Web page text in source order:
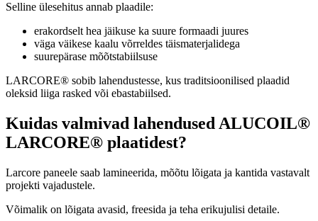
Selline ülesehitus annab plaadile:
erakordselt hea jäikuse ka suure formaadi juures
väga väikese kaalu võrreldes täismaterjalidega
suurepärase mõõtstabiilsuse
LARCORE® sobib lahendustesse, kus traditsioonilised plaadid
oleksid liiga rasked või ebastabiilsed.
Kuidas valmivad lahendused ALUCOIL®
LARCORE® plaatidest?
Larcore paneele saab lamineerida, mõõtu lõigata ja kantida vastavalt
projekti vajadustele.
Võimalik on lõigata avasid, freesida ja teha erikujulisi detaile.